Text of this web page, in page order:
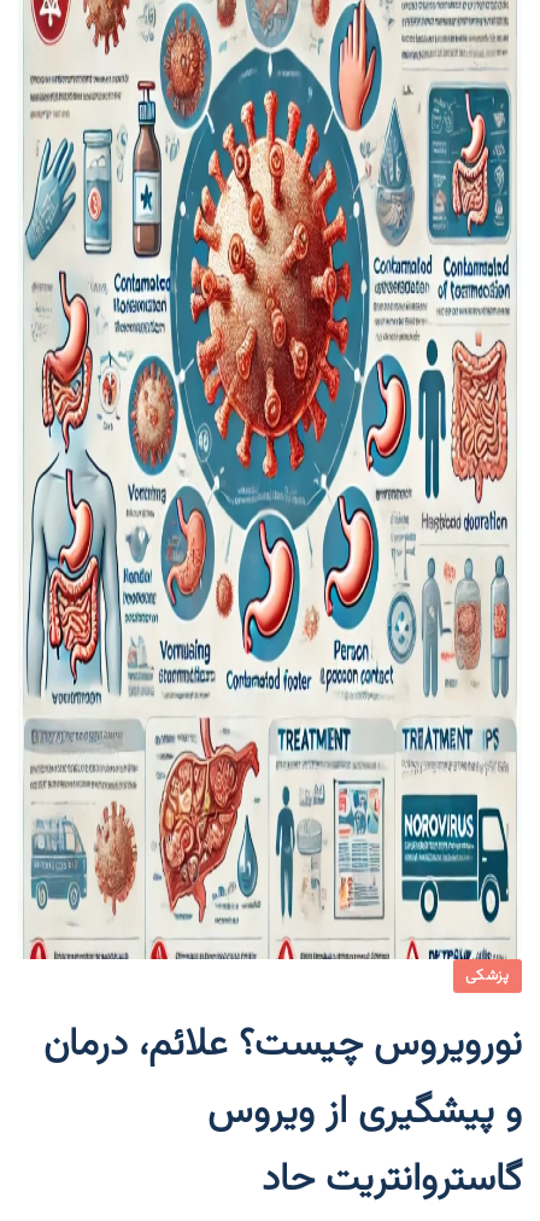
پزشکی
نورویروس چیست؟ علائم، درمان
و پیشگیری از ویروس
گاستروانتریت حاد